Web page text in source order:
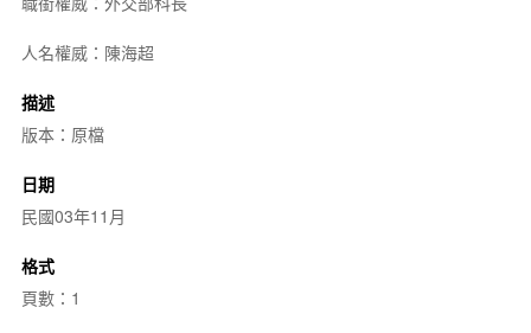
人名權威：陳海超
描述
版本：原檔
日期
民國03年11月
格式
頁數：1